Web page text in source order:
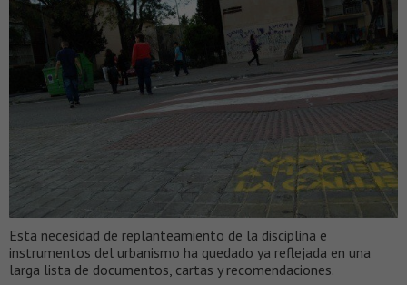
Esta necesidad de replanteamiento de la disciplina e
instrumentos del urbanismo ha quedado ya reflejada en una
larga lista de documentos, cartas y recomendaciones.